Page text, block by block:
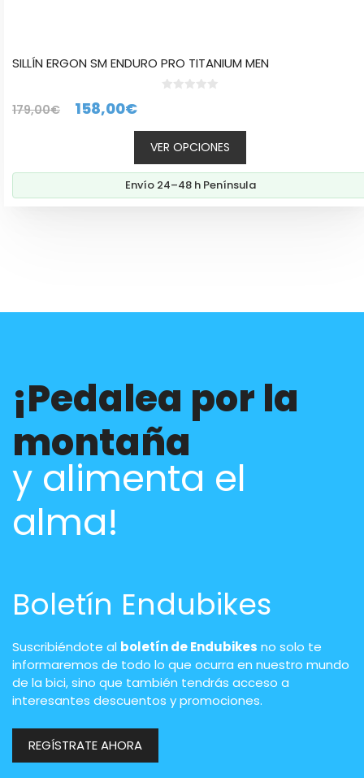
SILLÍN ERGON SM ENDURO PRO TITANIUM MEN
5
179,00€
El
era:
179,00€.
158,00€El
precio
actual
es:
158,00€.
VER OPCIONES
Envío 24–48 h Península
¡Pedalea por la
montaña
y alimenta el
alma!
Boletín Endubikes
Suscribiéndote al boletín de Endubikes no solo te
informaremos de todo lo que ocurra en nuestro mundo
de la bici, sino que también tendrás acceso a
interesantes descuentos y promociones.
REGÍSTRATE AHORA